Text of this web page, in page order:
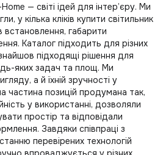
— світі ідей для інтер’єру. Ми
у кілька кліків купити світильник
габарити
Каталог підходить для різних
підходящі рішення для
яких задач та площ. Ми
а й їхній зручності у
частина позицій продумана так,
у використанні, дозволяли
простір та відповідали
Завдяки співпраці з
перевірених технологій